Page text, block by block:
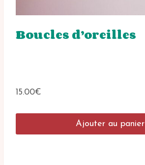
Boucles d’oreilles
15.00€
Ajouter au panier